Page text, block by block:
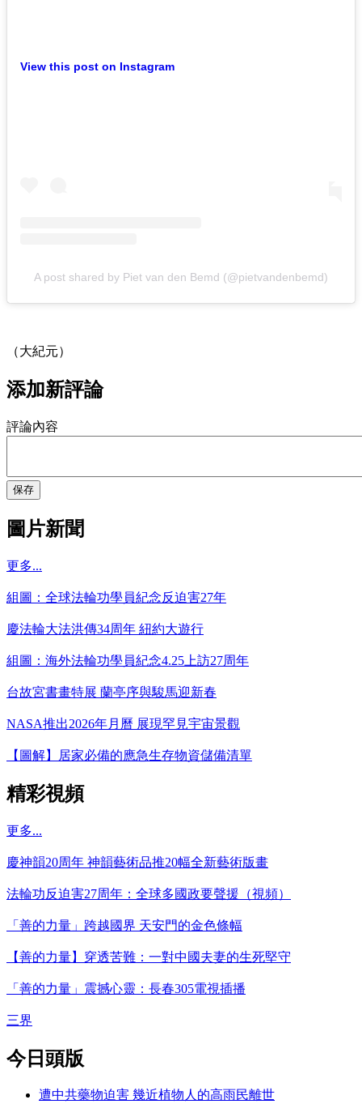
View this post on Instagram
A post shared by Piet van den Bemd (@pietvandenbemd)
（大紀元）
添加新評論
評論內容
保存
圖片新聞
更多...
組圖：全球法輪功學員紀念反迫害27年
慶法輪大法洪傳34周年 紐約大遊行
組圖：海外法輪功學員紀念4.25上訪27周年
台故宮書畫特展 蘭亭序與駿馬迎新春
NASA推出2026年月曆 展現罕見宇宙景觀
【圖解】居家必備的應急生存物資儲備清單
精彩視頻
更多...
慶神韻20周年 神韻藝術品推20幅全新藝術版畫
法輪功反迫害27周年：全球多國政要聲援（視頻）
「善的力量」跨越國界 天安門的金色條幅
【善的力量】穿透苦難：一對中國夫妻的生死堅守
「善的力量」震撼心靈：長春305電視插播
三界
今日頭版
遭中共藥物迫害 幾近植物人的高雨民離世